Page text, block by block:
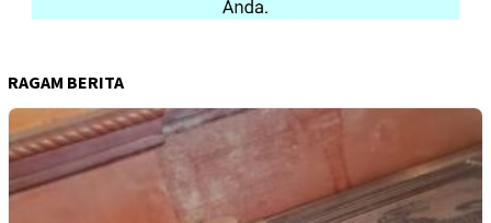
RAGAM BERITA